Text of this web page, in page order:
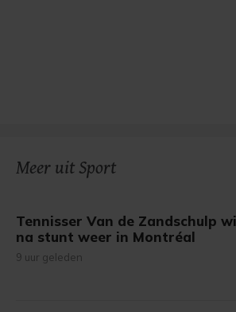
Meer uit Sport
Tennisser Van de Zandschulp
na stunt weer in Montréal
9 uur geleden